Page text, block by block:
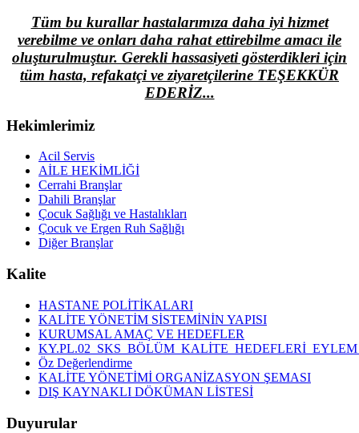
Tüm bu kurallar hastalarımıza daha iyi hizmet
verebilme ve onları daha rahat ettirebilme amacı ile
oluşturulmuştur. Gerekli hassasiyeti gösterdikleri için
tüm hasta, refakatçi ve ziyaretçilerine TEŞEKKÜR
EDERİZ...
Hekimlerimiz
Acil Servis
AİLE HEKİMLİĞİ
Cerrahi Branşlar
Dahili Branşlar
Çocuk Sağlığı ve Hastalıkları
Çocuk ve Ergen Ruh Sağlığı
Diğer Branşlar
Kalite
HASTANE POLİTİKALARI
KALİTE YÖNETİM SİSTEMİNİN YAPISI
KURUMSAL AMAÇ VE HEDEFLER
Öz Değerlendirme
KALİTE YÖNETİMİ ORGANİZASYON ŞEMASI
DIŞ KAYNAKLI DÖKÜMAN LİSTESİ
Duyurular